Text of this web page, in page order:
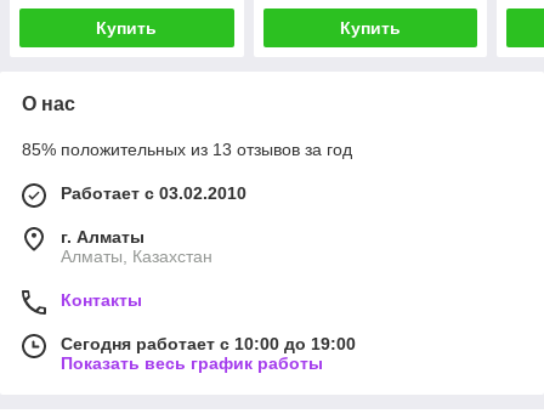
Купить Купить
О нас
85% положительных из 13 отзывов за год
Работает с 03.02.2010
г. Алматы
Алматы, Казахстан
Контакты
Сегодня работает с 10:00 до 19:00
Показать весь график работы